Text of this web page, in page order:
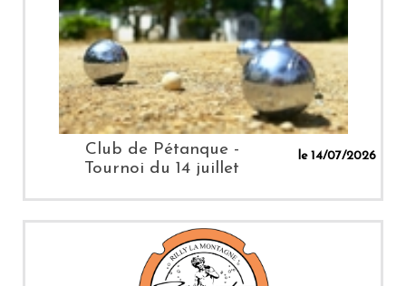
Club de Pétanque -
Tournoi du 14 juillet
le 14/07/2026